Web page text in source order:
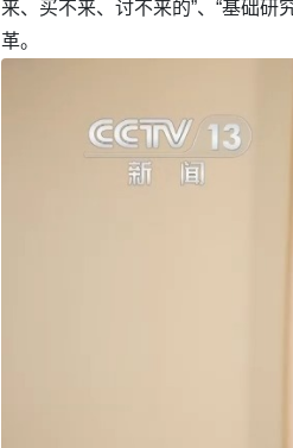
来、买不来、讨不来的”、“基础
革。